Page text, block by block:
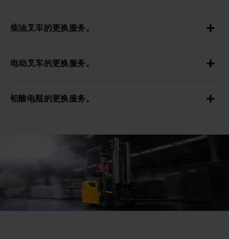
柴油叉车的更换服务。
电动叉车的更换服务。
铅酸电瓶的更换服务。